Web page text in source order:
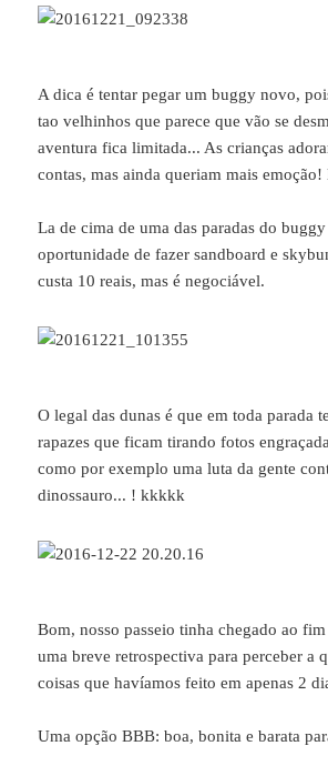
A dica é tentar pegar um buggy novo,
tao velhinhos que parece que vão se
aventura fica limitada... As crianças
contas, mas ainda queriam mais
La de cima de uma das paradas do buggy
oportunidade de fazer sandboard e
custa 10 reais, mas é negociável.
O legal das dunas é que em toda parada
rapazes que ficam tirando fotos
como por exemplo uma luta da gente
dinossauro... ! kkkkk
Bom, nosso passeio tinha chegado ao
uma breve retrospectiva para perceber a
coisas que havíamos feito em apenas 2
Uma opção BBB: boa, bonita e barata